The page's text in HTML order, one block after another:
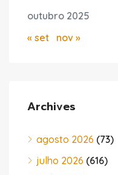
outubro 2025
« set nov »
Archives
agosto 2026 (73)
julho 2026 (616)